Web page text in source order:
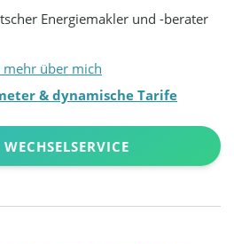
Energiemakler und -berater
mehr über mich
& dynamische Tarife